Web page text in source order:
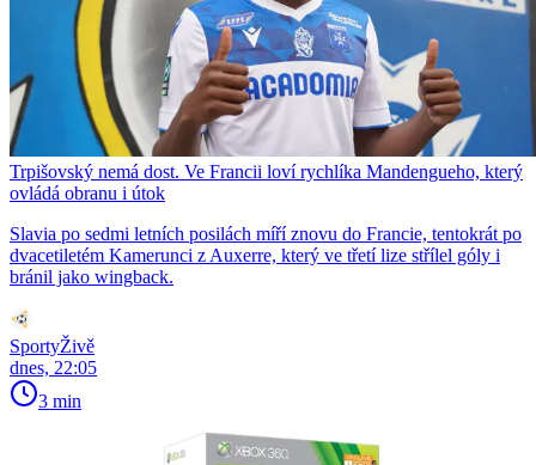
Trpišovský nemá dost. Ve Francii loví rychlíka Mandengueho, který
ovládá obranu i útok
Slavia po sedmi letních posilách míří znovu do Francie, tentokrát po
dvacetiletém Kamerunci z Auxerre, který ve třetí lize střílel góly i
bránil jako wingback.
SportyŽivě
dnes, 22:05
3 min